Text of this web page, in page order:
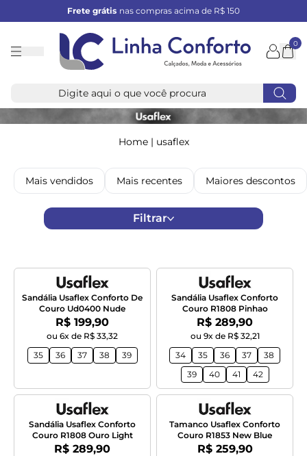
Frete grátis nas compras acima de R$ 150
Linha
0
Home| usaflex
Mais vendidos Mais recentes Maiores descontos
Filtrar
Sandália Usaflex Conforto De
Couro Ud0400 Nude
Por:
R$ 199,90
ou 6x de R$ 33,32
35
36 37 38 39
Sandália Usaflex Conforto
Couro R1808 Pinhao
Por:
R$ 289,90
ou 9x de R$ 32,21
34
35 36 37
38
39
40 41 42
Sandália Usaflex Conforto
Couro R1808 Ouro Light
Por:
R$ 289,90
Tamanco Usaflex Conforto
Couro R1853 New Blue
Por:
R$ 259,90